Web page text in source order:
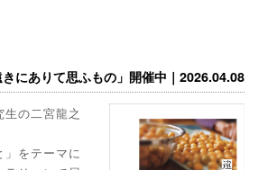
にありて思ふもの」開催中｜2026.04.08
生の二宮龍之
」をテーマに